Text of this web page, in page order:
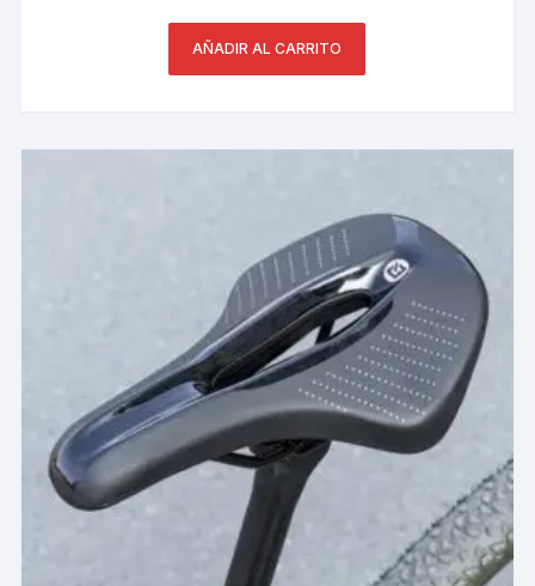
AÑADIR AL CARRITO